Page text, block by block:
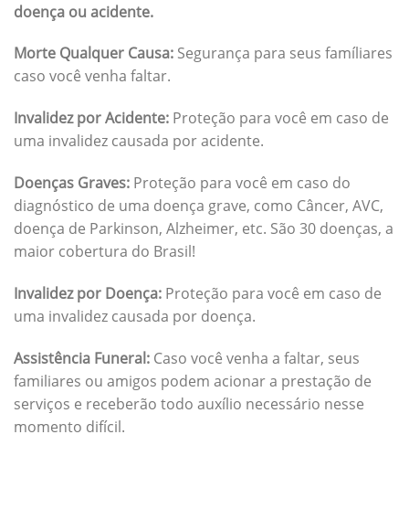
doença ou acidente.
Morte Qualquer Causa: Segurança para seus famíliares
caso você venha faltar.
Invalidez por Acidente: Proteção para você em caso de
uma invalidez causada por acidente.
Doenças Graves: Proteção para você em caso do
diagnóstico de uma doença grave, como Câncer, AVC,
doença de Parkinson, Alzheimer, etc. São 30 doenças, a
maior cobertura do Brasil!
Invalidez por Doença: Proteção para você em caso de
uma invalidez causada por doença.
Assistência Funeral: Caso você venha a faltar, seus
familiares ou amigos podem acionar a prestação de
serviços e receberão todo auxílio necessário nesse
momento difícil.